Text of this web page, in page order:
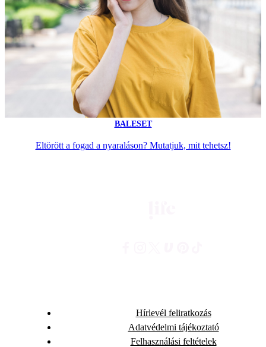
BALESET
Eltörött a fogad a nyaraláson? Mutatjuk, mit tehetsz!
Hírlevél feliratkozás
Adatvédelmi tájékoztató
Felhasználási feltételek